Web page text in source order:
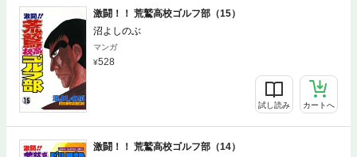
激闘！！ 荒鷲高校ゴルフ部（15）
沼よしのぶ
マンガ
528
試し読み カートへ
激闘！！ 荒鷲高校ゴルフ部（14）